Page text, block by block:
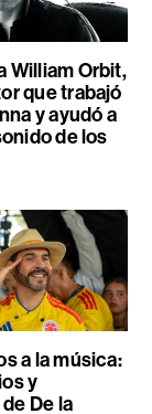
William Orbit,
que trabajó
y ayudó a
de los
a la música:
y
De la